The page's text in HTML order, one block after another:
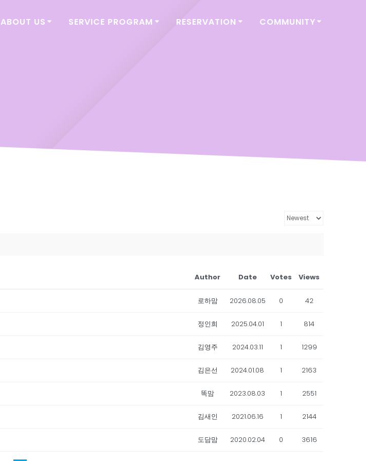
ABOUT US SERVICE PROGRAM RESERVATION COMMUNITY
Author Date Votes Views
로하맘 2026.08.05 0 42
정인희 2025.04.01 1 814
김영주 2024.03.11 1 1299
김은선 2024.01.08 1 2163
똑맘 2023.08.03 1 2551
김새인 2021.06.16 1 2144
도담맘 2020.02.04 0 3616